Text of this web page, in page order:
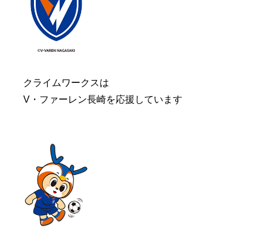
クライムワークスは
V・ファーレン長崎を応援しています